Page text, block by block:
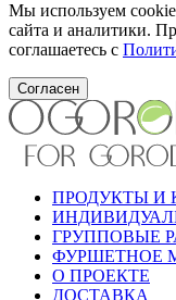
Мы используем
сайта и аналитики.
соглашаетесь с
Согласен
ПРОДУКТЫ И
ГРУППОВЫЕ
ФУРШЕТНОЕ
О ПРОЕКТЕ
ДОСТАВКА